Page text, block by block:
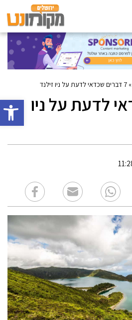
פתח
7 דברים שכדאי לדעת על ניו זילנד
לדעת על ניו